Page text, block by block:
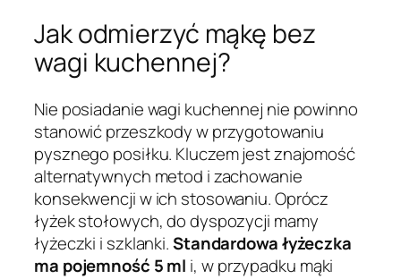
Jak odmierzyć mąkę bez
wagi kuchennej?
Nie posiadanie wagi kuchennej nie powinno
stanowić przeszkody w przygotowaniu
pysznego posiłku. Kluczem jest znajomość
alternatywnych metod i zachowanie
konsekwencji w ich stosowaniu. Oprócz
łyżek stołowych, do dyspozycji mamy
łyżeczki i szklanki.Standardowa łyżeczka
ma pojemność 5 ml i, w przypadku mąki